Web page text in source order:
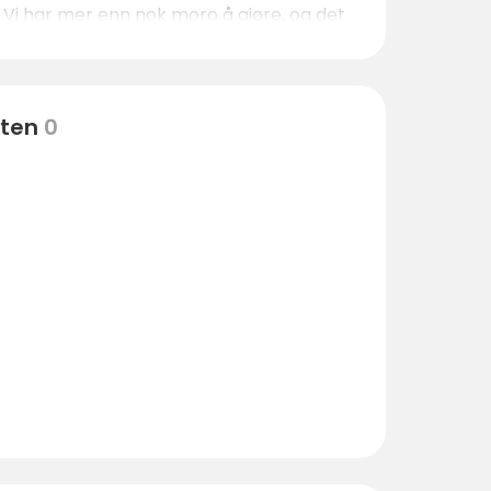
har mer enn nok moro å gjøre, og det
0